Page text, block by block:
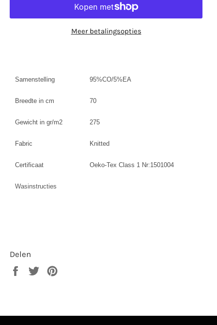
Meer betalingsopties
Samenstelling 95%CO/5%EA
Breedte in cm 70
Gewicht in gr/m2 275
Fabric Knitted
Certificaat Oeko-Tex Class 1 Nr:1501004
Wasinstructies
Delen
Delen
Twitteren